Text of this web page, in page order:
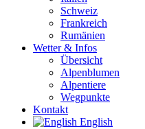
Schweiz
Frankreich
Rumänien
Wetter & Infos
Übersicht
Alpenblumen
Alpentiere
Wegpunkte
Kontakt
English